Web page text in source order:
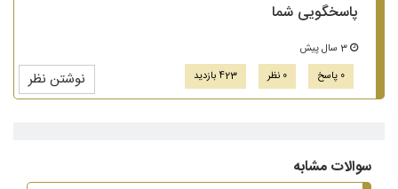
پاسخگویی شما
0 پاسخ
0 نظر 423 بازدید نوشتن نظر
سوالات مشابه